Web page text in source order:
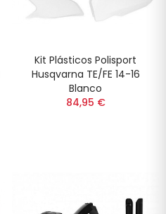
Kit Plásticos Polisport
Husqvarna TE/FE 14-16
Blanco
84,95 €